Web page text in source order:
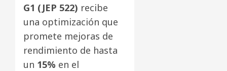
G1 (JEP 522) recibe
una optimización que
promete mejoras de
rendimiento de hasta
un 15% en el